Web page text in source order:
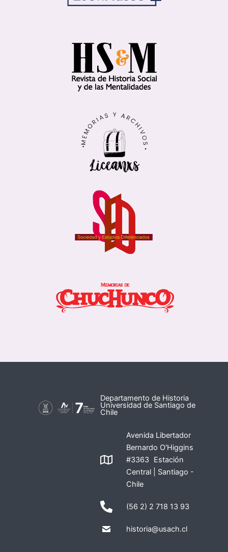
Departamento de Historia
Universidad de Santiago de
Chile
Avenida Libertador
Bernardo O'Higgins
#3363 Estación
Central | Santiago -
Chile
(56 2) 2 718 13 93
historia@usach.cl